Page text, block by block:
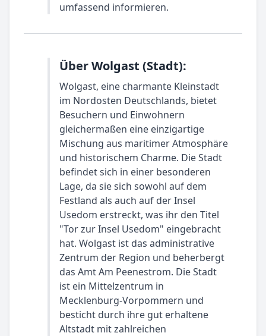
umfassend informieren.
Über Wolgast (Stadt):
Wolgast, eine charmante Kleinstadt
im Nordosten Deutschlands, bietet
Besuchern und Einwohnern
gleichermaßen eine einzigartige
Mischung aus maritimer Atmosphäre
und historischem Charme. Die Stadt
befindet sich in einer besonderen
Lage, da sie sich sowohl auf dem
Festland als auch auf der Insel
Usedom erstreckt, was ihr den Titel
"Tor zur Insel Usedom" eingebracht
hat. Wolgast ist das administrative
Zentrum der Region und beherbergt
das Amt Am Peenestrom. Die Stadt
ist ein Mittelzentrum in
Mecklenburg-Vorpommern und
besticht durch ihre gut erhaltene
Altstadt mit zahlreichen